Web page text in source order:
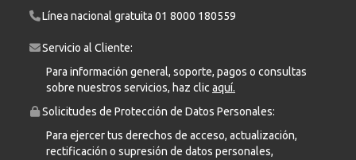
Línea nacional gratuita 01 8000 180559
Servicio al Cliente:
Para información general, soporte, pagos o consultas
sobre nuestros servicios, haz clicaquí.
Solicitudes de Protección de Datos Personales:
Para ejercer tus derechos de acceso, actualización,
rectificación o supresión de datos personales,